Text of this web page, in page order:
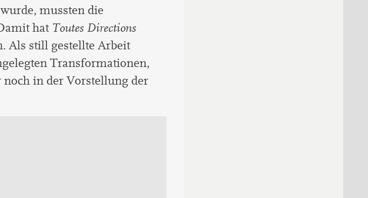
mussten die
hat Toutes Directions
Als still gestellte Arbeit
Transformationen,
in der Vorstellung der